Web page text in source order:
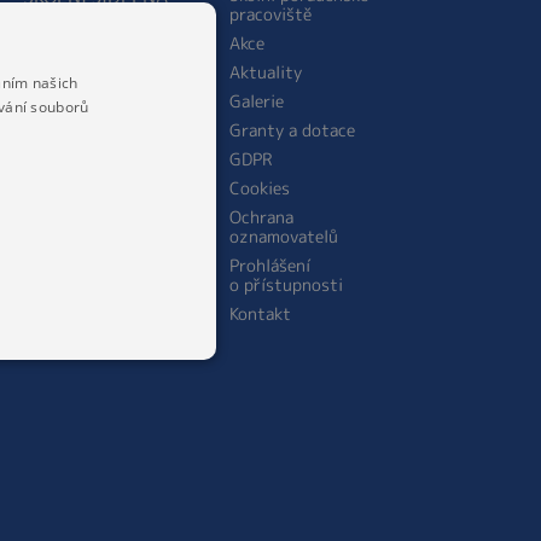
školní jídelny
Jídelníček
pracoviště
Akce
Aktuality
Galerie
Granty a dotace
GDPR
Cookies
Ochrana
oznamovatelů
Prohlášení
o přístupnosti
Kontakt
našich
souborů